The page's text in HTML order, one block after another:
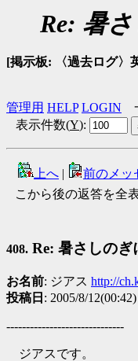
Re: 暑
[掲示板: 〈過去ログ〉
管理用 HELP LOGIN
表示件数(Y):
上へ | 前のメッ
こから後の返答を全
408. Re: 暑さしのぎ
お名前: ジアス http://
投稿日 : 2005/8/12(00:42)
------------------------------
ジアスです。